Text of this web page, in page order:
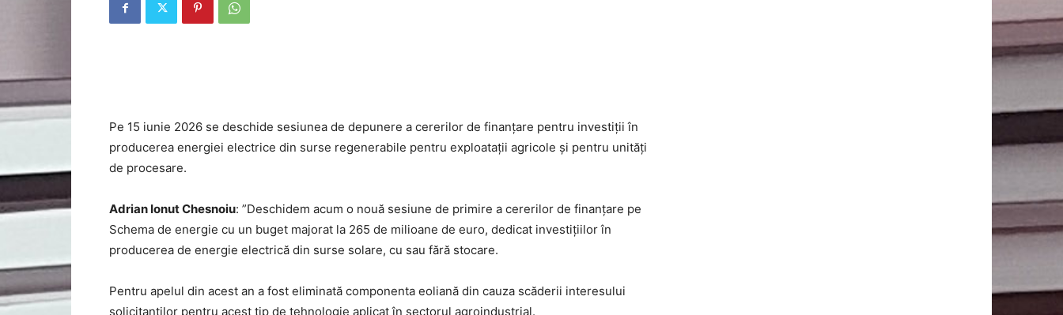
Pe 15 iunie 2026 se deschide sesiunea de depunere a cererilor de finanțare pentru investiții în
producerea energiei electrice din surse regenerabile pentru exploatații agricole și pentru unități
de procesare.
Adrian Ionut Chesnoiu: ”Deschidem acum o nouă sesiune de primire a cererilor de finanțare pe
Schema de energie cu un buget majorat la 265 de milioane de euro, dedicat investițiilor în
producerea de energie electrică din surse solare, cu sau fără stocare.
Pentru apelul din acest an a fost eliminată componenta eoliană din cauza scăderii interesului
solicitanților pentru acest tip de tehnologie aplicat în sectorul agroindustrial.